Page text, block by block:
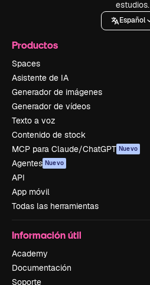
estudios.
Español
Productos
Spaces
Asistente de IA
Generador de imágenes
Generador de vídeos
Texto a voz
Contenido de stock
MCP para Claude/ChatGPT Nuevo
Agentes Nuevo
API
App móvil
Todas las herramientas
Información útil
Academy
Documentación
Soporte